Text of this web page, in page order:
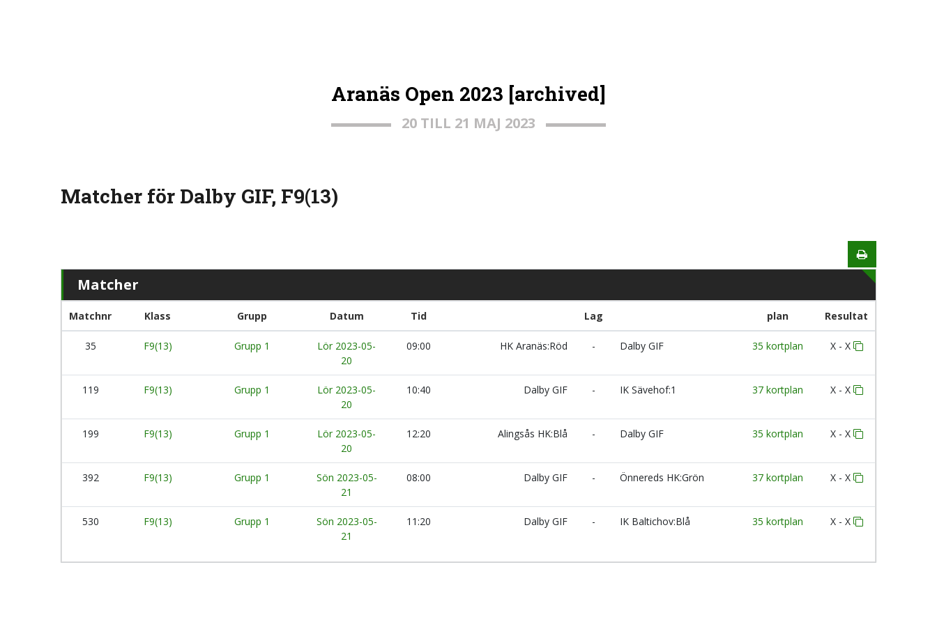
Aranäs Open 2023 [archived]
20 TILL 21 MAJ 2023
Matcher för Dalby GIF, F9(13)
Matcher
Matchnr Klass Grupp Datum Tid Lag plan Resultat
35 F9(13) Grupp 1
Lör 2023-05-
20
09:00 HK Aranäs:Röd - Dalby GIF 35 kortplan X - X
119 F9(13) Grupp 1
Lör 2023-05-
20
10:40 Dalby GIF - IK Sävehof:1 37 kortplan X - X
199 F9(13) Grupp 1
Lör 2023-05-
20
12:20 Alingsås HK:Blå - Dalby GIF 35 kortplan X - X
392 F9(13) Grupp 1
Sön 2023-05-
21
08:00 Dalby GIF - Önnereds HK:Grön 37 kortplan X - X
530 F9(13) Grupp 1
Sön 2023-05-
21
11:20 Dalby GIF - IK Baltichov:Blå 35 kortplan X - X